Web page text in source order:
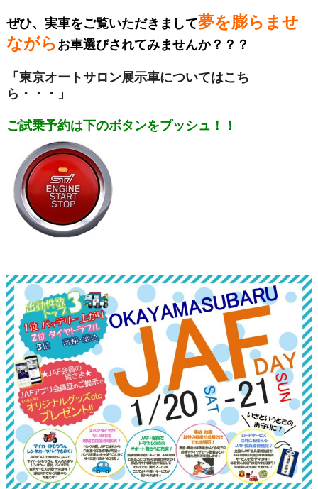
ぜひ、実車をご覧いただきまして夢を膨らませ
ながら お車選びされてみませんか？？？
「東京オートサロン展示車についてはこち
ら・・・」
ご試乗予約は下のボタンをプッシュ！！